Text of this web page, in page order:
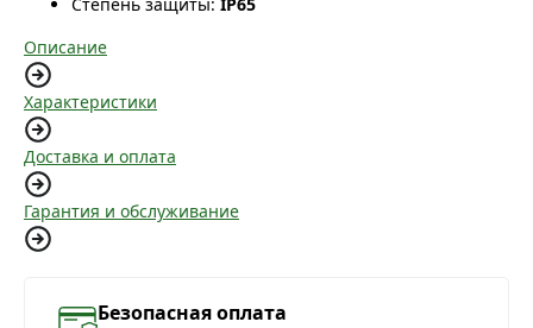
Описание
Характеристики
Доставка и оплата
Гарантия и обслуживание
Безопасная оплата